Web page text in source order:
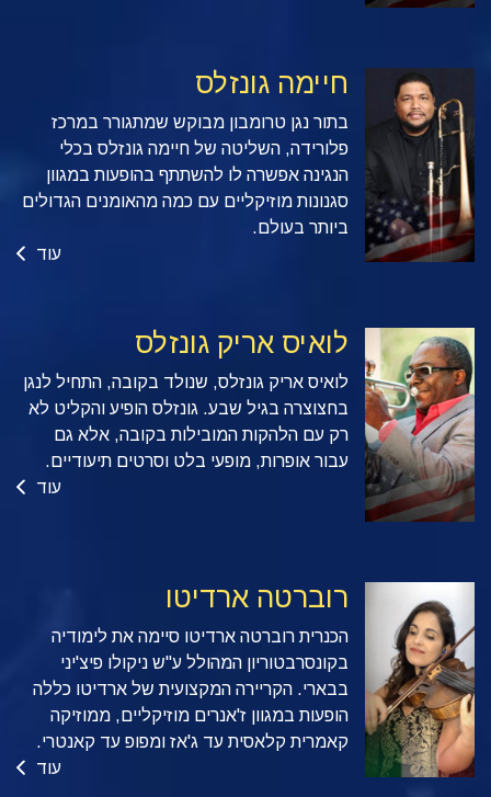
חיימה גונזלס
בתור נגן טרומבון מבוקש שמתגורר במרכז
פלורידה, השליטה של חיימה גונזלס בכלי
הנגינה אפשרה לו להשתתף בהופעות במגוון
סגנונות מוזיקליים עם כמה מהאומנים הגדולים
ביותר בעולם.
עוד
לואיס אריק גונזלס
לואיס אריק גונזלס, שנולד בקובה, התחיל לנגן
בחצוצרה בגיל שבע. גונזלס הופיע והקליט לא
רק עם הלהקות המובילות בקובה, אלא גם
עבור אופרות, מופעי בלט וסרטים תיעודיים.
עוד
רוברטה ארדיטו
הכנרית רוברטה ארדיטו סיימה את לימודיה
בקונסרבטוריון המהולל ע"ש ניקולו פיצ'יני
בבארי. הקריירה המקצועית של ארדיטו כללה
הופעות במגוון ז'אנרים מוזיקליים, ממוזיקה
קאמרית קלאסית עד ג'אז ומפופ עד קאנטרי.
עוד